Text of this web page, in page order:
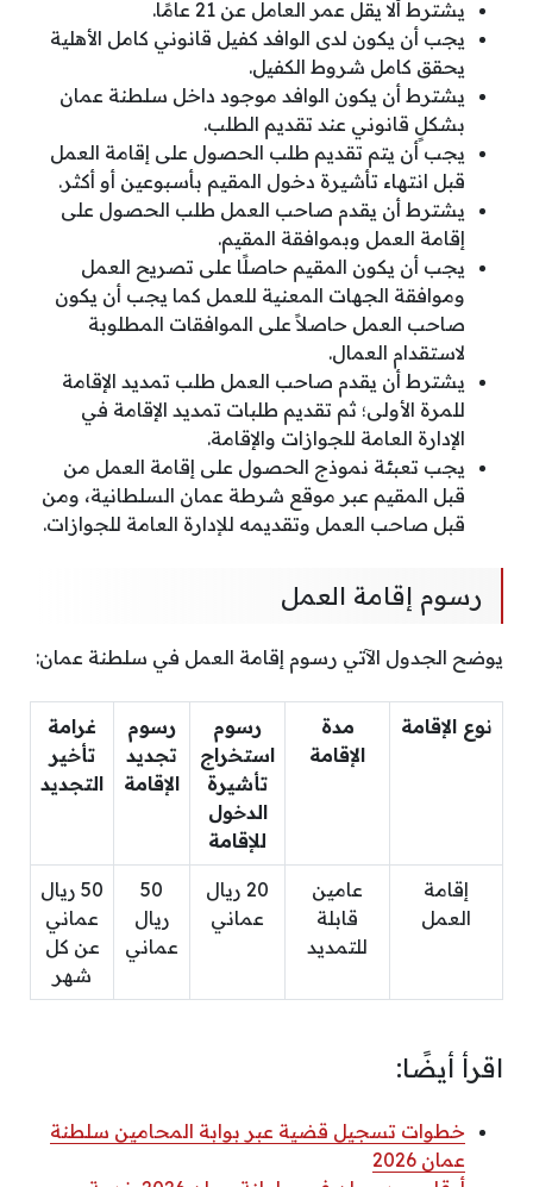
يشترط ألا يقل عمر العامل عن 21 عامًا.
يجب أن يكون لدى الوافد كفيل قانوني كامل الأهلية
يحقق كامل شروط الكفيل.
يشترط أن يكون الوافد موجود داخل سلطنة عمان
بشكلٍ قانوني عند تقديم الطلب.
يجب أن يتم تقديم طلب الحصول على إقامة العمل
قبل انتهاء تأشيرة دخول المقيم بأسبوعين أو أكثر.
يشترط أن يقدم صاحب العمل طلب الحصول على
إقامة العمل وبموافقة المقيم.
يجب أن يكون المقيم حاصلًا على تصريح العمل
وموافقة الجهات المعنية للعمل كما يجب أن يكون
صاحب العمل حاصلاً على الموافقات المطلوبة
لاستقدام العمال.
يشترط أن يقدم صاحب العمل طلب تمديد الإقامة
للمرة الأولى؛ ثم تقديم طلبات تمديد الإقامة في
الإدارة العامة للجوازات والإقامة.
يجب تعبئة نموذج الحصول على إقامة العمل من
قبل المقيم عبر موقع شرطة عمان السلطانية، ومن
قبل صاحب العمل وتقديمه للإدارة العامة للجوازات.
رسوم إقامة العمل
يوضح الجدول الآتي رسوم إقامة العمل في سلطنة عمان:
نوع الإقامة
مدة
الإقامة
رسوم
استخراج
تأشيرة
الدخول
للإقامة
رسوم
تجديد
الإقامة
غرامة
تأخير
التجديد
إقامة
العمل
عامين
قابلة
للتمديد
20 ريال
عماني
50
ريال
عماني
50 ريال
عماني
عن كل
شهر
اقرأ أيضًا:
خطوات تسجيل قضية عبر بوابة المحامين سلطنة
عمان 2026